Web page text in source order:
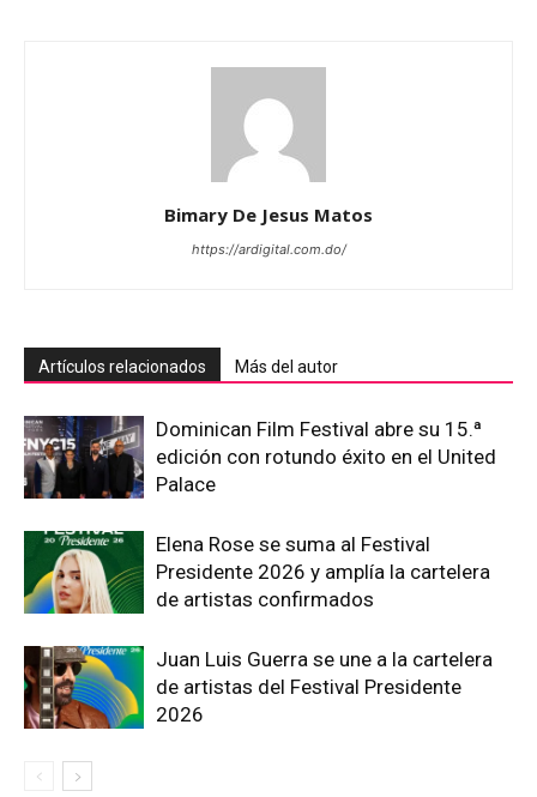
Bimary De Jesus Matos
https://ardigital.com.do/
Artículos relacionados Más del autor
Dominican Film Festival abre su 15.ª
edición con rotundo éxito en el United
Palace
Elena Rose se suma al Festival
Presidente 2026 y amplía la cartelera
de artistas confirmados
Juan Luis Guerra se une a la cartelera
de artistas del Festival Presidente
2026